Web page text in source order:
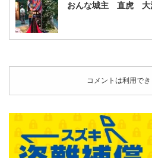
おんな城主 直虎 大
コメントは利用でき